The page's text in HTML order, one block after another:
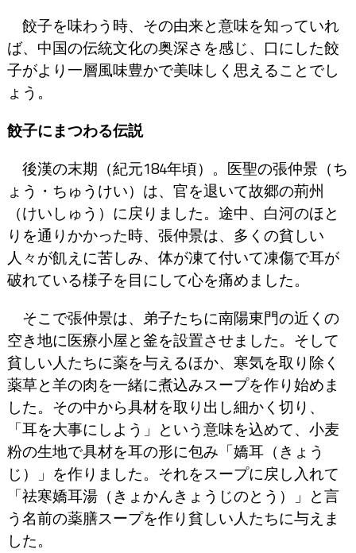
餃子を味わう時、その由来と意味を知っていれ
ば、中国の伝統文化の奥深さを感じ、口にした餃
子がより一層風味豊かで美味しく思えることでし
ょう。
餃子にまつわる伝説
後漢の末期（紀元184年頃）。医聖の張仲景（ち
ょう・ちゅうけい）は、官を退いて故郷の荊州
（けいしゅう）に戻りました。途中、白河のほと
りを通りかかった時、張仲景は、多くの貧しい
人々が飢えに苦しみ、体が凍て付いて凍傷で耳が
破れている様子を目にして心を痛めました。
そこで張仲景は、弟子たちに南陽東門の近くの
空き地に医療小屋と釜を設置させました。そして
貧しい人たちに薬を与えるほか、寒気を取り除く
薬草と羊の肉を一緒に煮込みスープを作り始めま
した。その中から具材を取り出し細かく切り、
「耳を大事にしよう」という意味を込めて、小麦
粉の生地で具材を耳の形に包み「嬌耳（きょう
じ）」を作りました。それをスープに戻し入れて
「祛寒嬌耳湯（きょかんきょうじのとう）」と言
う名前の薬膳スープを作り貧しい人たちに与えま
した。